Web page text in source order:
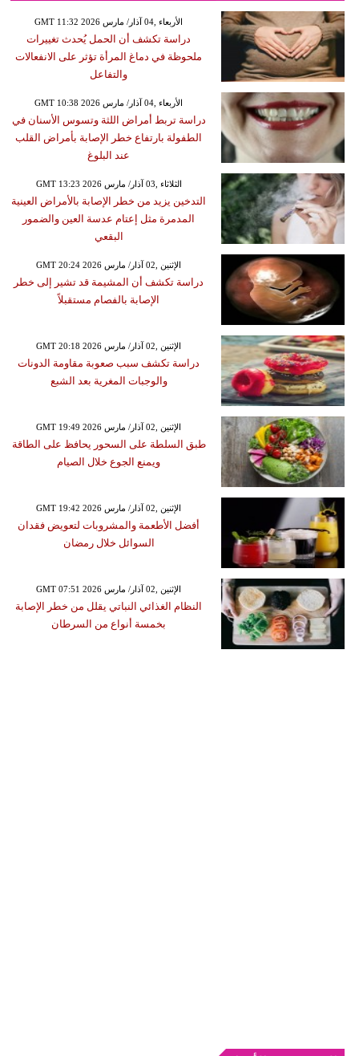
GMT 11:32 2026 الأربعاء ,04 آذار/ مارس
دراسة تكشف أن الحمل يُحدث تغييرات
ملحوظة في دماغ المرأة تؤثر على الانفعالات
والتفاعل
GMT 10:38 2026 الأربعاء ,04 آذار/ مارس
دراسة تربط أمراض اللثة وتسوس الأسنان في
الطفولة بارتفاع خطر الإصابة بأمراض القلب
عند البلوغ
GMT 13:23 2026 الثلاثاء ,03 آذار/ مارس
التدخين يزيد من خطر الإصابة بالأمراض العينية
المدمرة مثل إعتام عدسة العين والضمور
البقعي
GMT 20:24 2026 الإثنين ,02 آذار/ مارس
دراسة تكشف أن المشيمة قد تشير إلى خطر
الإصابة بالفصام مستقبلاً
GMT 20:18 2026 الإثنين ,02 آذار/ مارس
دراسة تكشف سبب صعوبة مقاومة الدونات
والوجبات المغرية بعد الشبع
GMT 19:49 2026 الإثنين ,02 آذار/ مارس
طبق السلطة على السحور يحافظ على الطاقة
ويمنع الجوع خلال الصيام
GMT 19:42 2026 الإثنين ,02 آذار/ مارس
أفضل الأطعمة والمشروبات لتعويض فقدان
السوائل خلال رمضان
GMT 07:51 2026 الإثنين ,02 آذار/ مارس
النظام الغذائي النباتي يقلل من خطر الإصابة
بخمسة أنواع من السرطان